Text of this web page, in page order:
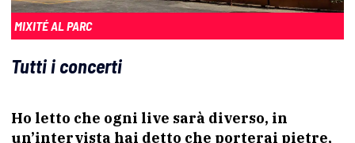
MIXITÉ AL PARC
Tutti i concerti
Ho letto che ogni live sarà diverso, in
un’intervista hai detto che porterai pietre,